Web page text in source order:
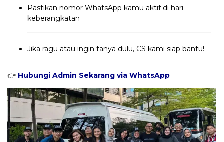
Pastikan nomor WhatsApp kamu aktif di hari
keberangkatan
Jika ragu atau ingin tanya dulu, CS kami siap bantu!
👉 Hubungi Admin Sekarang via WhatsApp